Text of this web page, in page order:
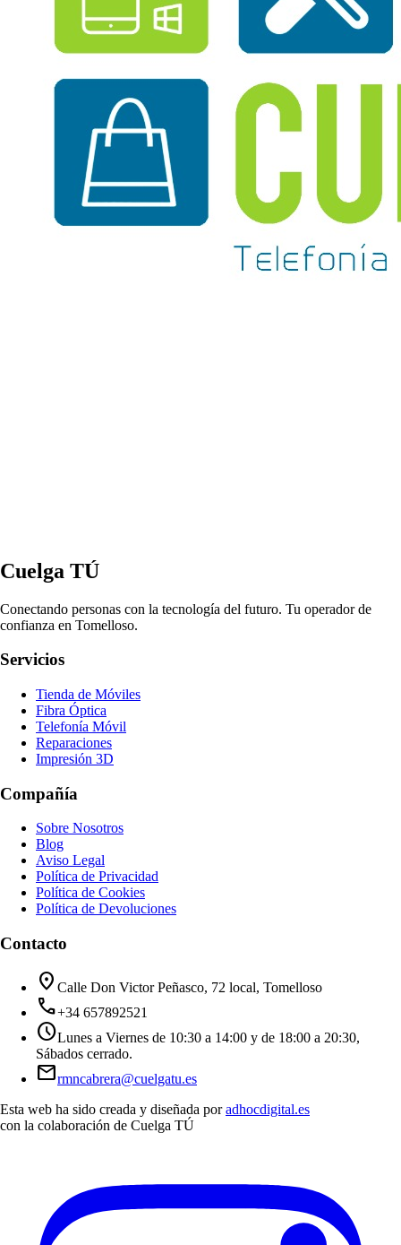
Cuelga TÚ
Conectando personas con la tecnología del futuro. Tu operador de
confianza en Tomelloso.
Servicios
Tienda de Móviles
Fibra Óptica
Telefonía Móvil
Reparaciones
Impresión 3D
Compañía
Sobre Nosotros
Blog
Aviso Legal
Política de Privacidad
Política de Cookies
Política de Devoluciones
Contacto
location_on Calle Don Victor Peñasco, 72 local, Tomelloso
call+34 657892521
scheduleLunes a Viernes de 10:30 a 14:00 y de 18:00 a 20:30,
Sábados cerrado.
mailrmncabrera@cuelgatu.es
Esta web ha sido creada y diseñada por adhocdigital.es
con la colaboración de Cuelga TÚ